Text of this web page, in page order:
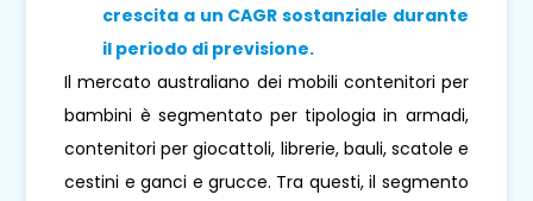
crescita a un CAGR sostanziale durante
il periodo di previsione.
Il mercato australiano dei mobili contenitori per
bambini è segmentato per tipologia in armadi,
contenitori per giocattoli, librerie, bauli, scatole e
cestini e ganci e grucce. Tra questi, il segmento